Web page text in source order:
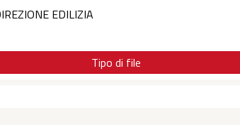
EDILIZIA
Tipo di file